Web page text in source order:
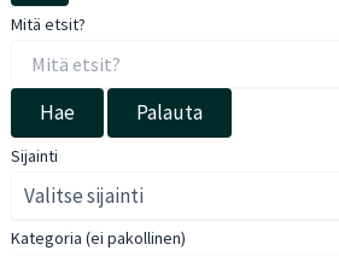
Mitä etsit?
Hae Palauta
Sijainti
Kategoria (ei pakollinen)